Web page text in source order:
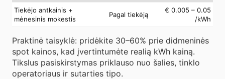
Tiekėjo antkainis +
mėnesinis mokestis
Pagal tiekėją
€ 0.005 – 0.05
/kWh
Praktinė taisyklė: pridėkite 30–60% prie didmeninės
spot kainos, kad įvertintumėte realią kWh kainą.
Tikslus pasiskirstymas priklauso nuo šalies, tinklo
operatoriaus ir sutarties tipo.